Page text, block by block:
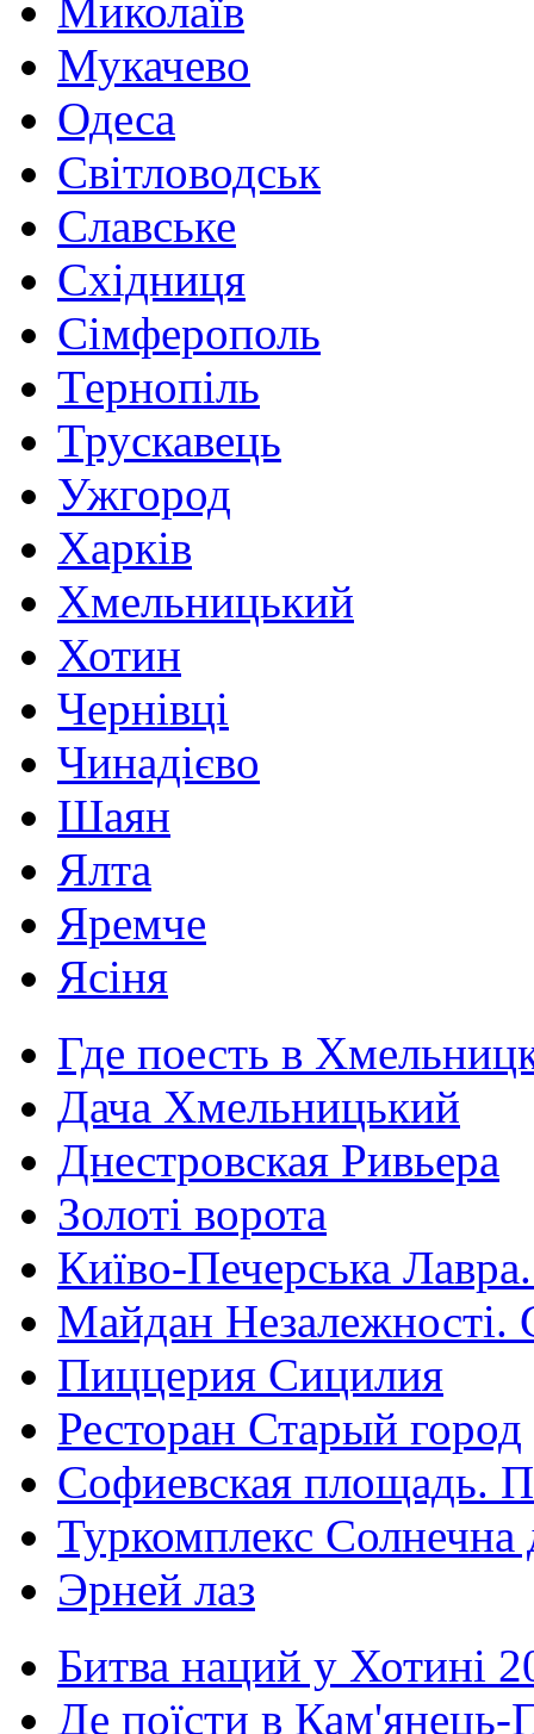
Миколаїв
Мукачево
Одеса
Світловодськ
Славське
Східниця
Сімферополь
Тернопіль
Трускавець
Ужгород
Харків
Хмельницький
Хотин
Чернівці
Чинадієво
Шаян
Ялта
Яремче
Ясіня
Где поесть в
Дача Хмельницький
Днестровская Ривьера
Золоті ворота
Київо-Печерська
Майдан Незалежності.
Пиццерия Сицилия
Ресторан Старый город
Софиевская площадь.
Туркомплекс Солнечна
Эрней лаз
Битва наций у Хотині
Де поїсти в Кам'янець-